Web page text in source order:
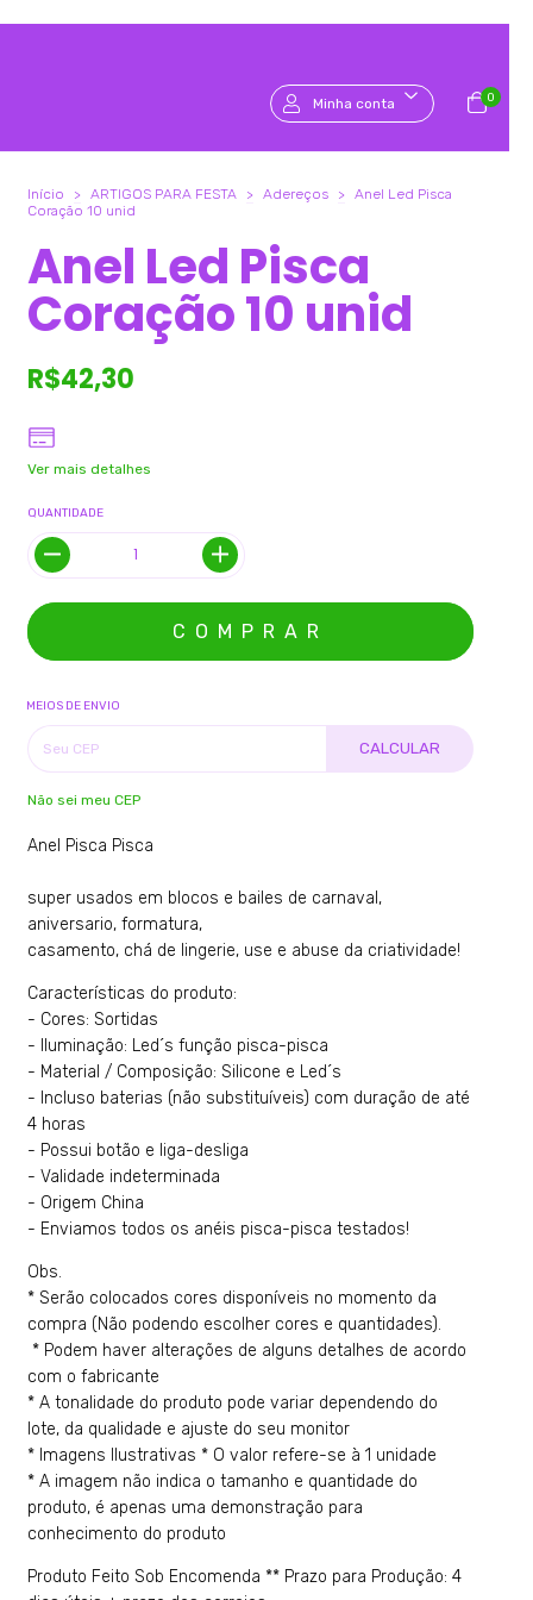
Minha conta 0
Início > ARTIGOS PARA FESTA > Adereços >
Anel Led Pisca
Coração 10 unid
Anel Led Pisca
Coração 10 unid
R$42,30
Ver mais detalhes
QUANTIDADE
MEIOS DE ENVIO
CALCULAR
Não sei meu CEP
Anel Pisca Pisca
super usados em blocos e bailes de carnaval,
aniversario, formatura,
casamento, chá de lingerie, use e abuse da criatividade!
Características do produto:
- Cores: Sortidas
- Iluminação: Led´s função pisca-pisca
- Material / Composição: Silicone e Led´s
- Incluso baterias (não substituíveis) com duração de até
4 horas
- Possui botão e liga-desliga
- Validade indeterminada
- Origem China
- Enviamos todos os anéis pisca-pisca testados!
Obs.
* Serão colocados cores disponíveis no momento da
compra (Não podendo escolher cores e quantidades).
* Podem haver alterações de alguns detalhes de acordo
com o fabricante
* A tonalidade do produto pode variar dependendo do
lote, da qualidade e ajuste do seu monitor
* Imagens Ilustrativas * O valor refere-se à 1 unidade
* A imagem não indica o tamanho e quantidade do
produto, é apenas uma demonstração para
conhecimento do produto
Produto Feito Sob Encomenda ** Prazo para Produção: 4